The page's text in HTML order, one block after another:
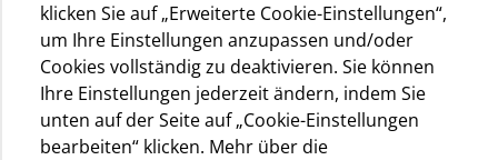
Der Aquapark Čikat, der sich über 6300 m2 erstreckt und
über 2400 m2 Poolbereich und Wasserattraktionen mit
Meerwasser bietet, hat seine Tür im Juli 2015 eröffnet.
Er liegt mitten in einem Kieferwald auf dem Campingplatz
klicken Sie auf „Erweiterte Cookie-Einstellungen“,
um Ihre Einstellungen anzupassen und/oder
Cookies vollständig zu deaktivieren. Sie können
Ihre Einstellungen jederzeit ändern, indem Sie
unten auf der Seite auf „Cookie-Einstellungen
bearbeiten“ klicken. Mehr über die